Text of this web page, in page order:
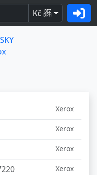
Kč BEZ
DPH
Xerox
Xerox
Xerox
Xerox